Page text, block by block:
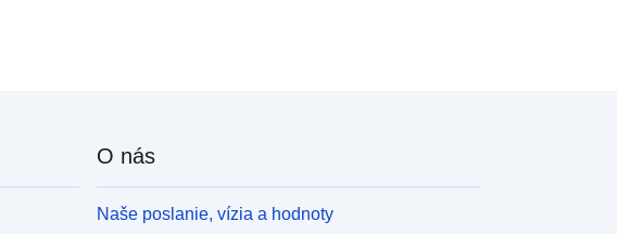
O nás
Naše poslanie, vízia a hodnoty